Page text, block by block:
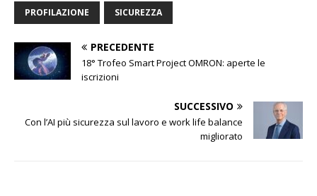
PROFILAZIONE SICUREZZA
PRECEDENTE
18° Trofeo Smart Project OMRON: aperte le
iscrizioni
SUCCESSIVO
Con l’AI più sicurezza sul lavoro e work life balance
migliorato